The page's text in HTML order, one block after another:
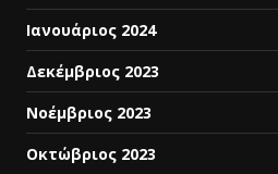
Ιανουάριος 2024
Δεκέμβριος 2023
Νοέμβριος 2023
Οκτώβριος 2023